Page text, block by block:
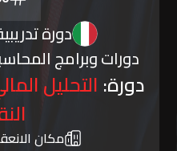
دورة
دورات وبرامج
دورة:التحليل
مكان